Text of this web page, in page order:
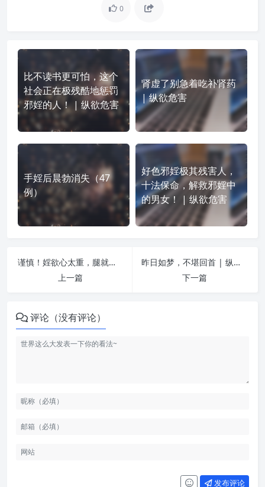
0
比不读书更可怕，这个
社会正在极残酷地惩罚
邪婬的人！ | 纵欲危害
肾虚了别急着吃补肾药
| 纵欲危害
手婬后晨勃消失（47
例）
好色邪婬极其残害人，
十法保命，解救邪婬中
的男女！ | 纵欲危害
谨慎！婬欲心太重，腿就会得这种病，求生求死，了不可得！非常惨痛！ | 纵欲危害
上一篇
昨日如梦，不堪回首 | 纵欲危害
下一篇
评论（没有评论）
发布评论